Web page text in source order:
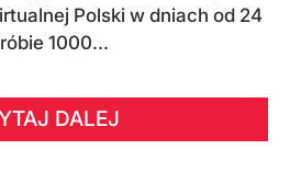
Polski w dniach od 24
1000...
DALEJ